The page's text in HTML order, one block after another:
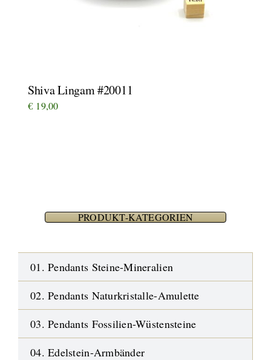
Shiva Lingam #20011
€ 19,00
PRODUKT-KATEGORIEN
01. Pendants Steine-Mineralien
02. Pendants Naturkristalle-Amulette
03. Pendants Fossilien-Wüstensteine
04. Edelstein-Armbänder